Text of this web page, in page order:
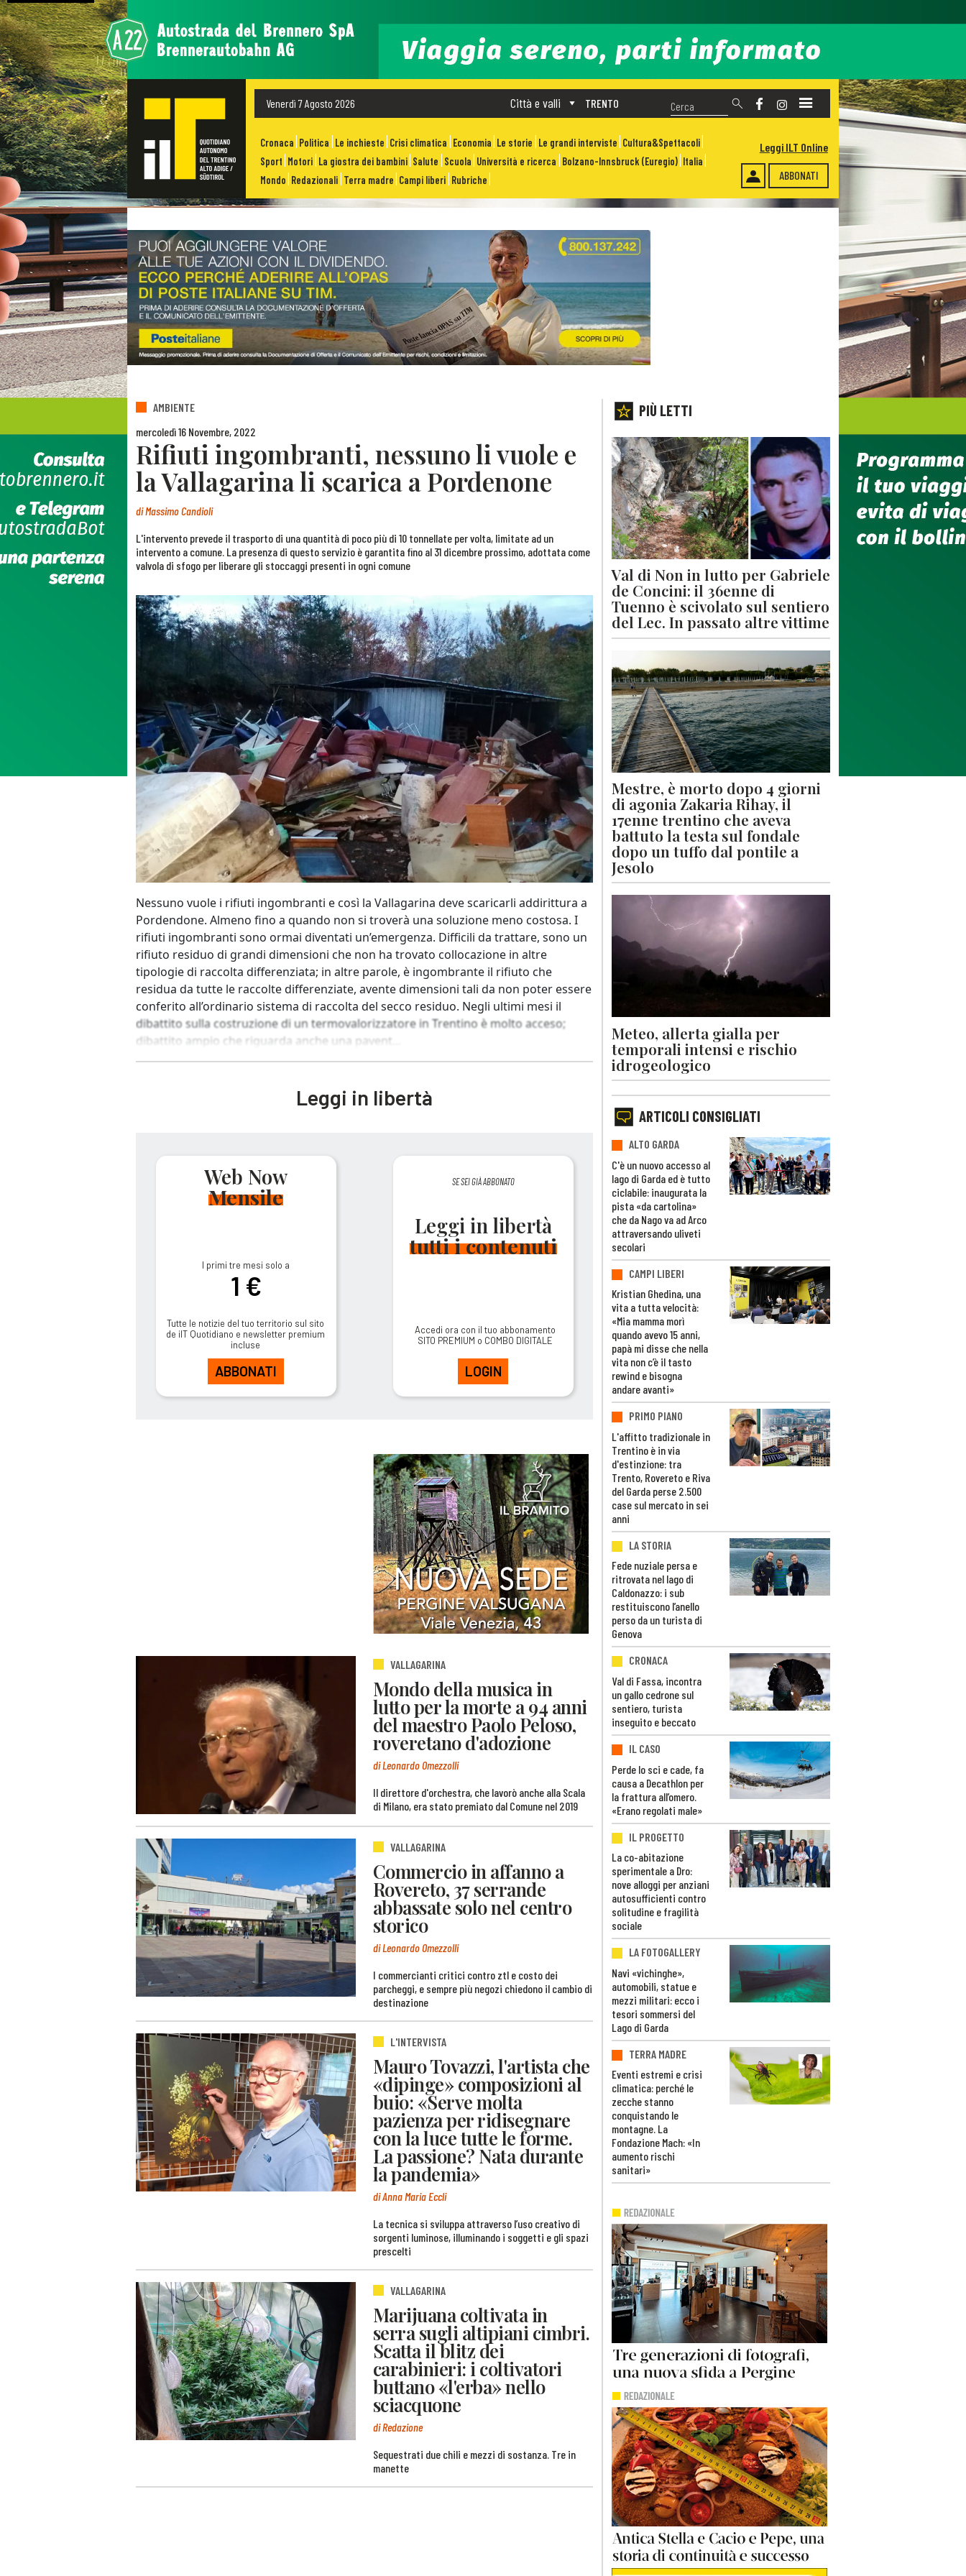
Venerdì 7 Agosto 2026 TRENTO
Città e valli
Cronaca Politica Le inchieste Crisi climatica Economia Le storie Le grandi interviste Cultura&Spettacoli
Sport Motori La giostra dei bambini Salute Scuola Università e ricerca Bolzano-Innsbruck (Euregio) Italia
Mondo Redazionali Terra madre Campi liberi Rubriche ABBONATI
Leggi ILT Online
AMBIENTE
mercoledì 16 Novembre, 2022
Rifiuti ingombranti, nessuno li vuole e
la Vallagarina li scarica a Pordenone
diMassimo Candioli
L'intervento prevede il trasporto di una quantità di poco più di 10 tonnellate per volta, limitate ad un
intervento a comune. La presenza di questo servizio è garantita fino al 31 dicembre prossimo, adottata come
valvola di sfogo per liberare gli stoccaggi presenti in ogni comune
Nessuno vuole i rifiuti ingombranti e così la Vallagarina deve scaricarli addirittura a
Pordendone. Almeno fino a quando non si troverà una soluzione meno costosa. I
rifiuti ingombranti sono ormai diventati un’emergenza. Difficili da trattare, sono un
rifiuto residuo di grandi dimensioni che non ha trovato collocazione in altre
tipologie di raccolta differenziata; in altre parole, è ingombrante il rifiuto che
residua da tutte le raccolte differenziate, avente dimensioni tali da non poter essere
conferito all’ordinario sistema di raccolta del secco residuo. Negli ultimi mesi il
dibattito sulla costruzione di un termovalorizzatore in Trentino è molto acceso;
dibattito ampio che riguarda anche una pavent...
Leggi in libertà
Web Now
Mensile
I primi tre mesi solo a
1 €
Tutte le notizie del tuo territorio sul sito
de ilT Quotidiano e newsletter premium
incluse
ABBONATI
SE SEI GIÀ ABBONATO
Leggi in libertà
tutti i contenuti
Accedi ora con il tuo abbonamento
SITO PREMIUM o COMBO DIGITALE
LOGIN
VALLAGARINA
Mondo della musica in
lutto per la morte a 94 anni
del maestro Paolo Peloso,
roveretano d'adozione
di Leonardo Omezzolli
Il direttore d'orchestra, che lavorò anche alla Scala
di Milano, era stato premiato dal Comune nel 2019
VALLAGARINA
Commercio in affanno a
Rovereto, 37 serrande
abbassate solo nel centro
storico
di Leonardo Omezzolli
I commercianti critici contro ztl e costo dei
parcheggi, e sempre più negozi chiedono il cambio di
destinazione
L'INTERVISTA
Mauro Tovazzi, l'artista che
«dipinge» composizioni al
buio: «Serve molta
pazienza per ridisegnare
con la luce tutte le forme.
La passione? Nata durante
la pandemia»
di Anna Maria Eccli
La tecnica si sviluppa attraverso l’uso creativo di
sorgenti luminose, illuminando i soggetti e gli spazi
prescelti
VALLAGARINA
Marijuana coltivata in
serra sugli altipiani cimbri.
Scatta il blitz dei
carabinieri: i coltivatori
buttano «l'erba» nello
sciacquone
di Redazione
Sequestrati due chili e mezzi di sostanza. Tre in
manette
PIÙ LETTI
Val di Non in lutto per Gabriele
de Concini: il 36enne di
Tuenno è scivolato sul sentiero
del Lec. In passato altre vittime
Mestre, è morto dopo 4 giorni
di agonia Zakaria Rihay, il
17enne trentino che aveva
battuto la testa sul fondale
dopo un tuffo dal pontile a
Jesolo
Meteo, allerta gialla per
temporali intensi e rischio
idrogeologico
ARTICOLI CONSIGLIATI
ALTO GARDA
C'è un nuovo accesso al
lago di Garda ed è tutto
ciclabile: inaugurata la
pista «da cartolina»
che da Nago va ad Arco
attraversando uliveti
secolari
CAMPI LIBERI
Kristian Ghedina, una
vita a tutta velocità:
«Mia mamma morì
quando avevo 15 anni,
papà mi disse che nella
vita non c’è il tasto
rewind e bisogna
andare avanti»
PRIMO PIANO
L'affitto tradizionale in
Trentino è in via
d'estinzione: tra
Trento, Rovereto e Riva
del Garda perse 2.500
case sul mercato in sei
anni
LA STORIA
Fede nuziale persa e
ritrovata nel lago di
Caldonazzo: i sub
restituiscono l’anello
perso da un turista di
Genova
CRONACA
Val di Fassa, incontra
un gallo cedrone sul
sentiero, turista
inseguito e beccato
IL CASO
Perde lo sci e cade, fa
causa a Decathlon per
la frattura all’omero.
«Erano regolati male»
IL PROGETTO
La co-abitazione
sperimentale a Dro:
nove alloggi per anziani
autosufficienti contro
solitudine e fragilità
sociale
LA FOTOGALLERY
Navi «vichinghe»,
automobili, statue e
mezzi militari: ecco i
tesori sommersi del
Lago di Garda
TERRA MADRE
Eventi estremi e crisi
climatica: perché le
zecche stanno
conquistando le
montagne. La
Fondazione Mach: «In
aumento rischi
sanitari»